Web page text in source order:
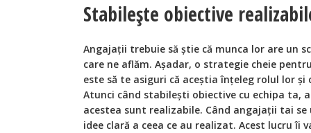
Stabilește obiective
Angajații trebuie să știe că munca lor are un
care ne aflăm. Așadar, o strategie cheie
este să te asiguri că aceștia înțeleg rolul lor
Atunci când stabilești obiective cu echipa ta,
acestea sunt realizabile. Când angajații tai
idee clară a ceea ce au realizat. Acest lucru îi